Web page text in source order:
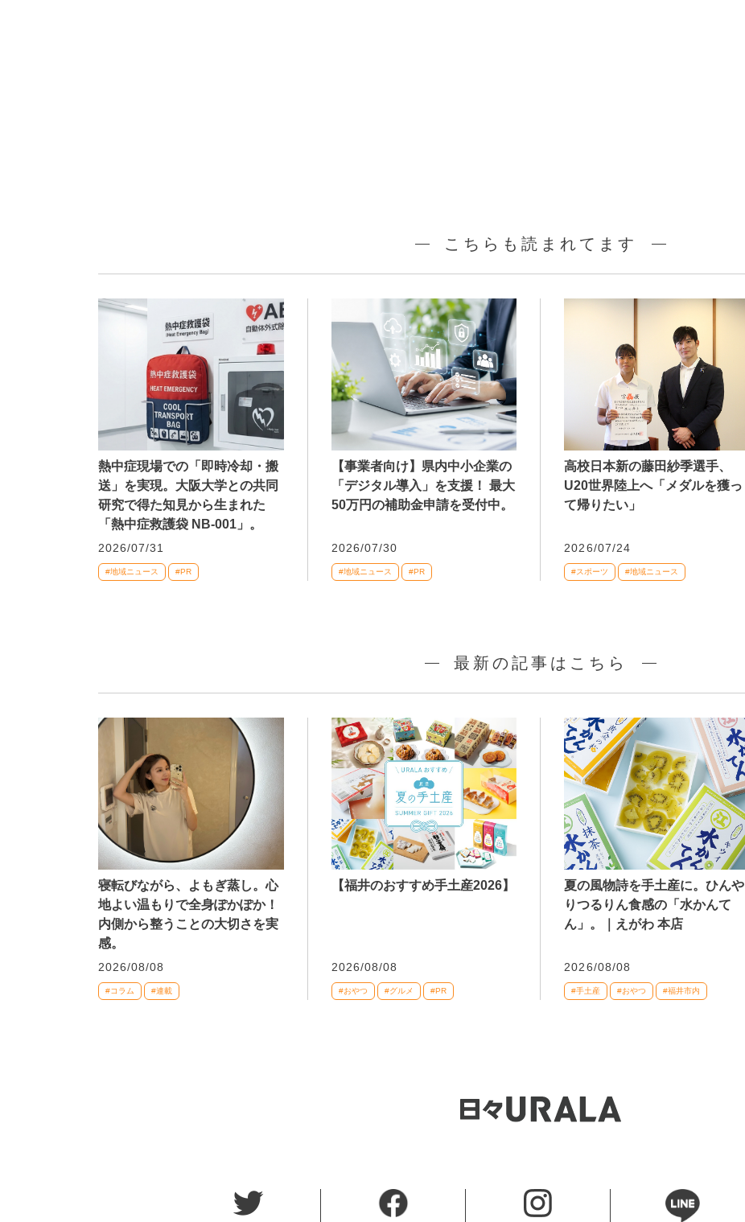
こちらも読まれてます
熱中症現場での「即時冷却・搬
送」を実現。大阪大学との共同
研究で得た知見から生まれた
「熱中症救護袋 NB-001」。
2026/07/31
#地域ニュース #PR
【事業者向け】県内中小企業の
「デジタル導入」を支援！ 最大
50万円の補助金申請を受付中。
2026/07/30
#地域ニュース #PR
高校日本新の藤田紗季選手、
U20世界陸上へ「メダルを獲っ
て帰りたい」
2026/07/24
#スポーツ #地域ニュース
最新の記事はこちら
寝転びながら、よもぎ蒸し。心
地よい温もりで全身ぽかぽか！
内側から整うことの大切さを実
感。
2026/08/08
#コラム #連載
【福井のおすすめ手土産2026】
2026/08/08
#おやつ #グルメ #PR
夏の風物詩を手土産に。ひんや
りつるりん食感の「水かんて
ん」。｜えがわ 本店
2026/08/08
#手土産 #おやつ #福井市内